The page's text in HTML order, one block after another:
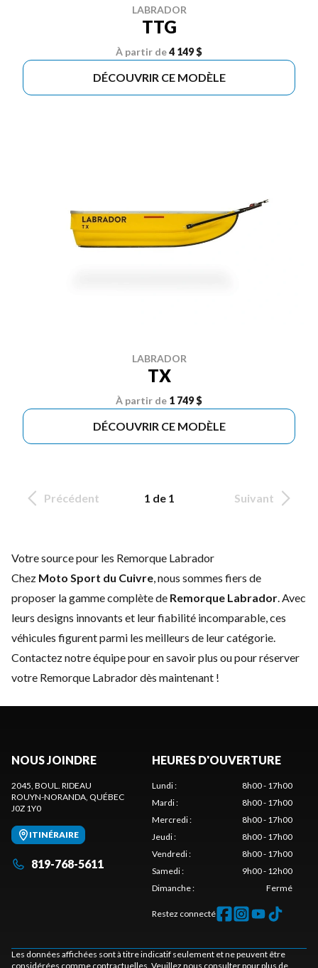
LABRADOR
TTG
À partir de4 149 $
DÉCOUVRIR CE MODÈLE
LABRADOR
TX
À partir de 1 749 $
DÉCOUVRIR CE MODÈLE
Précédent 1 de 1 Suivant
Votre source pour les Remorque Labrador
Chez Moto Sport du Cuivre, nous sommes fiers de
proposer la gamme complète de Remorque Labrador. Avec
leurs designs innovants et leur fiabilité incomparable, ces
véhicules figurent parmi les meilleurs de leur catégorie.
Contactez notre équipepour en savoir plus ou pour réserver
votre Remorque Labrador dès maintenant !
NOUS JOINDRE
2045, BOUL. RIDEAU
ROUYN-NORANDA, QUÉBEC
J0Z 1Y0
ITINÉRAIRE
819-768-5611
HEURES D'OUVERTURE
Lundi:
8h00 - 17h00
Mardi:
8h00 - 17h00
Mercredi:
8h00 - 17h00
Jeudi:
8h00 - 17h00
Vendredi:
8h00 - 17h00
Samedi:
9h00 - 12h00
Dimanche: Fermé
Restez connecté
Les données affichées sont à titre indicatif seulement et ne peuvent être
considérées comme contractuelles. Veuillez nous consulter pour plus de